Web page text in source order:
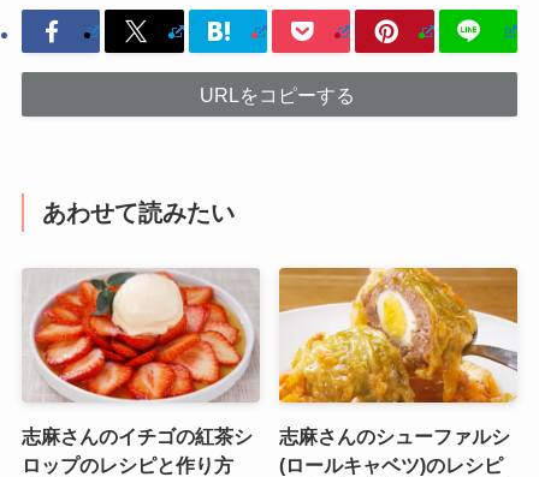
URLをコピーする
あわせて読みたい
志麻さんのイチゴの紅茶シ
ロップのレシピと作り方
志麻さんのシューファルシ
(ロールキャベツ)のレシピ